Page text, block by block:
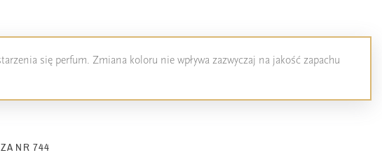
się perfum. Zmiana koloru nie wpływa zazwyczaj na jakość zapachu
NR 744